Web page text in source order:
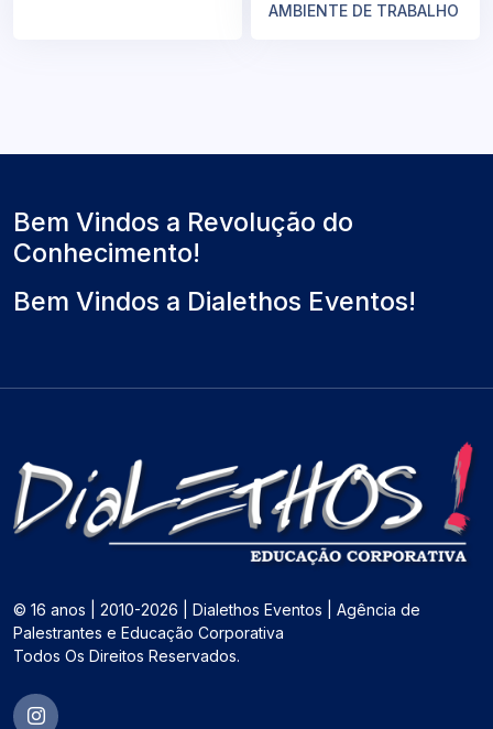
AMBIENTE DE TRABALHO
Bem Vindos a Revolução do
Conhecimento!
Bem Vindos a Dialethos Eventos!
© 16 anos | 2010-2026 | Dialethos Eventos | Agência de
Palestrantes e Educação Corporativa
Todos Os Direitos Reservados.